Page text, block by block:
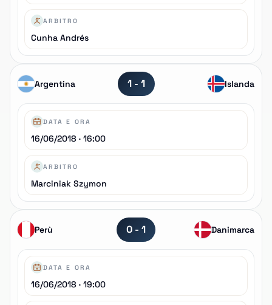
ARBITRO
Cunha Andrés
Argentina 1 - 1 Islanda
DATA E ORA
16/06/2018 · 16:00
ARBITRO
Marciniak Szymon
Perù 0 - 1 Danimarca
DATA E ORA
16/06/2018 · 19:00